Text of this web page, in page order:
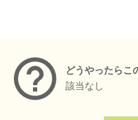
どうやったらこ
該当なし